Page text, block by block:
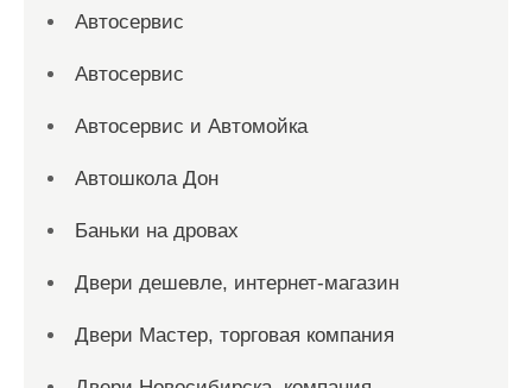
Автосервис
Автосервис
Автосервис и Автомойка
Автошкола Дон
Баньки на дровах
Двери дешевле, интернет-магазин
Двери Мастер, торговая компания